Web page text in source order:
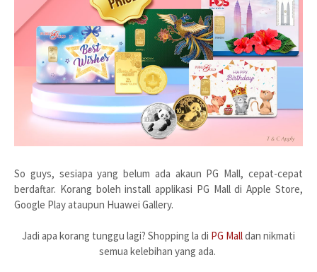
So guys, sesiapa yang belum ada akaun PG Mall, cepat-cepat
berdaftar. Korang boleh install applikasi PG Mall di Apple Store,
Google Play ataupun Huawei Gallery.
Jadi apa korang tunggu lagi? Shopping la di PG Malldan nikmati
semua kelebihan yang ada.